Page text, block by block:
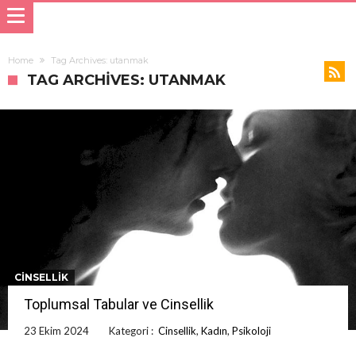
Home Tag Archives: utanmak
TAG ARCHIVES: UTANMAK
CINSELLIK
Toplumsal Tabular ve Cinsellik
23 Ekim 2024 Kategori : Cinsellik, Kadın, Psikoloji